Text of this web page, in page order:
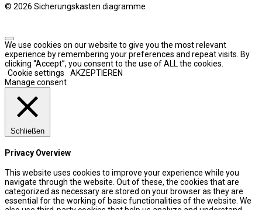
© 2026 Sicherungskasten diagramme
We use cookies on our website to give you the most relevant
experience by remembering your preferences and repeat visits. By
clicking “Accept”, you consent to the use of ALL the cookies.
Cookie settings
AKZEPTIEREN
Manage consent
Schließen
Privacy Overview
This website uses cookies to improve your experience while you
navigate through the website. Out of these, the cookies that are
categorized as necessary are stored on your browser as they are
essential for the working of basic functionalities of the website. We